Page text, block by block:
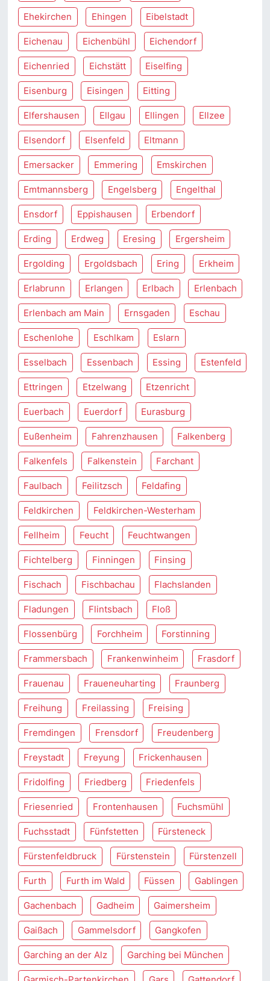
Ehekirchen Ehingen Eibelstadt
Eichenau Eichenbühl Eichendorf
Eichenried Eichstätt Eiselfing
Eisenburg Eisingen Eitting
Elfershausen Ellgau Ellingen Ellzee
Elsendorf Elsenfeld Eltmann
Emersacker Emmering Emskirchen
Emtmannsberg Engelsberg Engelthal
Ensdorf Eppishausen Erbendorf
Erding Erdweg Eresing Ergersheim
Ergolding Ergoldsbach Ering Erkheim
Erlabrunn Erlangen Erlbach Erlenbach
Erlenbach am Main Ernsgaden Eschau
Eschenlohe Eschlkam Eslarn
Esselbach Essenbach Essing Estenfeld
Ettringen Etzelwang Etzenricht
Euerbach Euerdorf Eurasburg
Eußenheim Fahrenzhausen Falkenberg
Falkenfels Falkenstein Farchant
Faulbach Feilitzsch Feldafing
Feldkirchen Feldkirchen-Westerham
Fellheim Feucht Feuchtwangen
Fichtelberg Finningen Finsing
Fischach Fischbachau Flachslanden
Fladungen Flintsbach Floß
Flossenbürg Forchheim Forstinning
Frammersbach Frankenwinheim Frasdorf
Frauenau Fraueneuharting Fraunberg
Freihung Freilassing Freising
Fremdingen Frensdorf Freudenberg
Freystadt Freyung Frickenhausen
Fridolfing Friedberg Friedenfels
Friesenried Frontenhausen Fuchsmühl
Fuchsstadt Fünfstetten Fürsteneck
Fürstenfeldbruck Fürstenstein Fürstenzell
Furth Furth im Wald Füssen Gablingen
Gachenbach Gadheim Gaimersheim
Gaißach Gammelsdorf Gangkofen
Garching an der Alz Garching bei München